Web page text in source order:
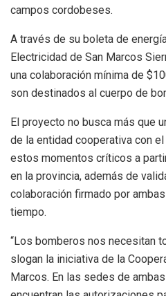
campos cordobeses.
A través de su boleta de
Electricidad de San Marcos
una colaboración mínima de
son destinados al cuerpo de
El proyecto no busca más que
de la entidad cooperativa con
estos momentos críticos a
en la provincia, además de
colaboración firmado por
tiempo.
“Los bomberos nos necesitan
slogan la iniciativa de la
Marcos. En las sedes de